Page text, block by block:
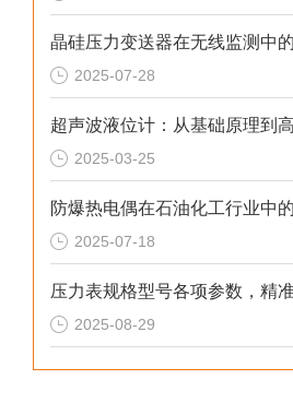
2025-07-28
2025-03-25
2025-07-18
2025-08-29